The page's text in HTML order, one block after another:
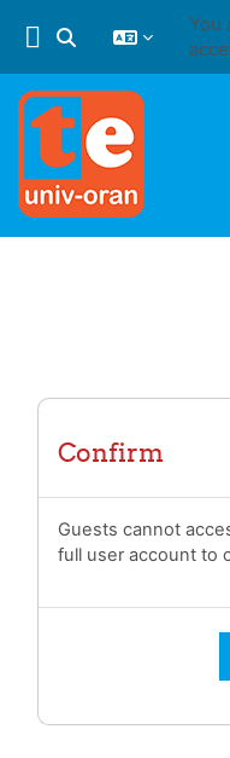
Toggle search input
You
Confirm
Guests cannot
full user account to